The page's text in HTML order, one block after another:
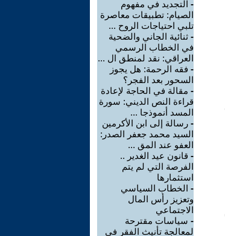
- التجديد في مفهوم
الصيام: تطبيقات معاصرة
تلبي احتياجات الروح ...
- ثنائية الجاني والضحية
في الخطاب الرسمي
العراقي: نقد لمنطق ال ...
- فقه الرحمة: هل يجوز
السحور بعد الفجر؟
- مقالة في الحاجة لإعادة
قراءة النص الديني: سورة
المسد أنموذجا ...
- رسالة إلى ابن الأكرمين
السيد محمد جعفر الصدر:
العفو عند المق ...
- قانون عيد الغدير ..
الفرصة التي لم يتم
استثمارها
- الخطاب السياسي
وتعزيز رأس المال
الاجتماعي
- سياسات مقترحة
لمعالجة تأنيث الفقر في